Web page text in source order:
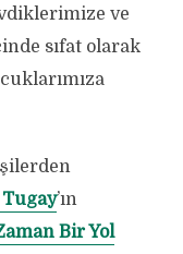
ve
sıfat olarak
’ın
Bir Yol